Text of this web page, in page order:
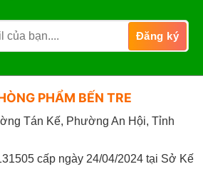
PHẨM BẾN TRE
Tán Kế, Phường An Hội, Tỉnh
cấp ngày 24/04/2024 tại Sở Kế